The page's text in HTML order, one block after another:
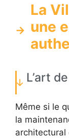
La
une
L’art
Même si le
la
architectural